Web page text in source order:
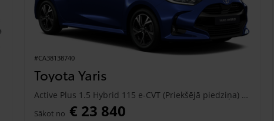
#CA38138740
Toyota Yaris
Active Plus 1.5 Hybrid 115 e-CVT (Priekšējā piedziņa) (68 kW)
Sākot no € 23 840